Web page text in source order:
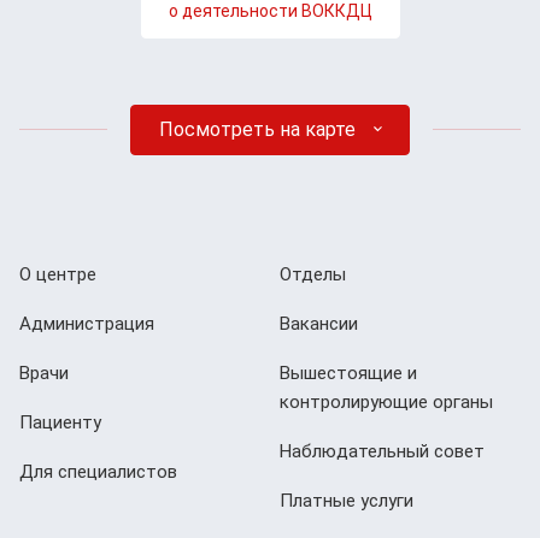
о деятельности ВОККДЦ
Посмотреть на карте
О центре
Администрация
Врачи
Пациенту
Для специалистов
Отделы
Вакансии
Вышестоящие и
контролирующие органы
Наблюдательный совет
Платные услуги